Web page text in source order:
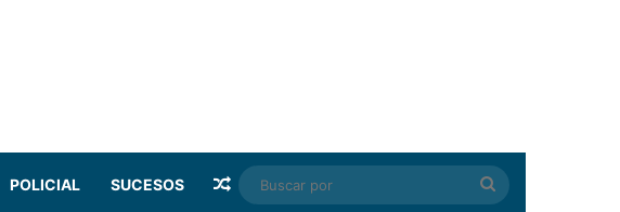
POLICIAL SUCESOS Random Article
Buscar